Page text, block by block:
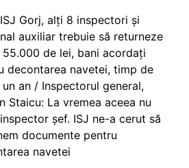
Gorj, alți 8 inspectori și
auxiliar trebuie să returneze
55.000 de lei, bani acordați
decontarea navetei, timp de
un an / Inspectorul general,
Staicu: La vremea aceea nu
șef. ISJ ne-a cerut să
documente pentru
navetei